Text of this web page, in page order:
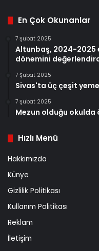
En Çok Okunanlar
7 Şubat 2025
Altunbaş, 2024-2025
dönemini
7 Şubat 2025
Sivas'ta üç çeşit
7 Şubat 2025
Mezun olduğu
Hızlı Menü
Hakkımızda
Künye
Gizlilik Politikası
Kullanım Politikası
Reklam
İletişim